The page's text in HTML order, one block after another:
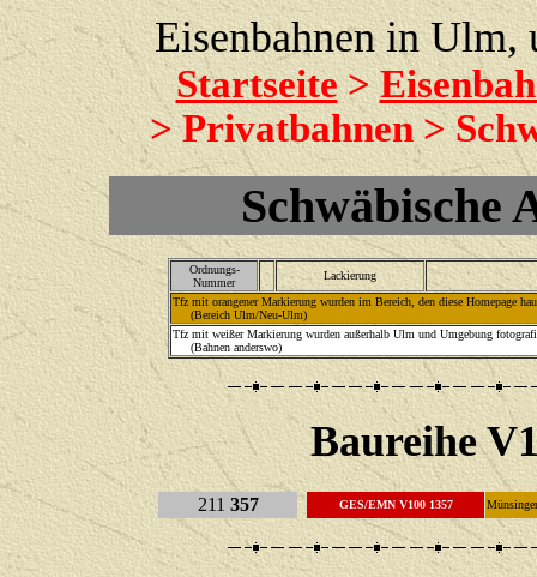
Eisenbahnen in
Startseite>
> Privatbahnen >
Schwäbische
Ordnungs-
Nummer
Lackierung
Tfz mit orangener Markierung wurden im Bereich, den diese Homepage
(Bereich Ulm/Neu-Ulm)
Tfz mit weißer Markierung wurden außerhalb Ulm und Umgebung
(Bahnen anderswo)
Baureihe
211 357 GES/EMN V100 1357